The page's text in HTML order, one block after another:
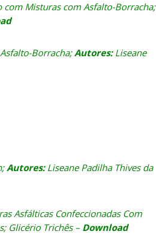
com Misturas com Asfalto-Borracha;
Borracha;Autores:Liseane
;Autores:Liseane Padilha Thives da
Asfálticas Confeccionadas Com
Glicério Trichês – Download